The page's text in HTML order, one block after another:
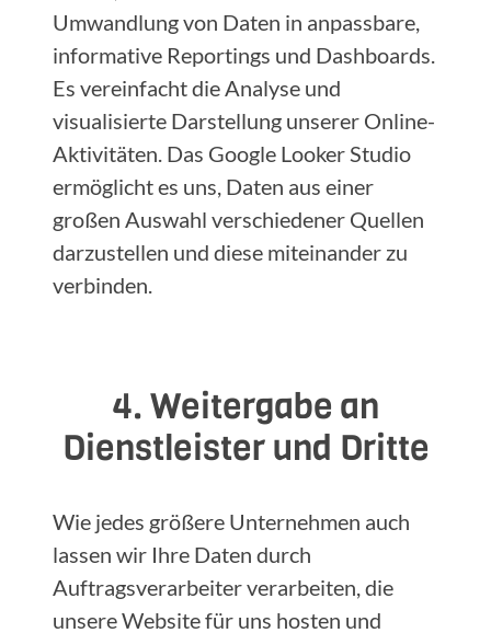
Umwandlung von Daten in anpassbare,
informative Reportings und Dashboards.
Es vereinfacht die Analyse und
visualisierte Darstellung unserer Online-
Aktivitäten. Das Google Looker Studio
ermöglicht es uns, Daten aus einer
großen Auswahl verschiedener Quellen
darzustellen und diese miteinander zu
verbinden.
4. Weitergabe an
Dienstleister und Dritte
Wie jedes größere Unternehmen auch
lassen wir Ihre Daten durch
Auftragsverarbeiter verarbeiten, die
unsere Website für uns hosten und